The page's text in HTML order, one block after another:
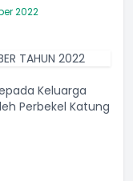
2022
Keluarga
Perbekel Katung